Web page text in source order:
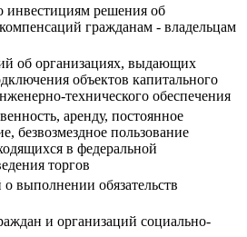
решения об
гражданам - владельцам
об организациях, выдающих
объектов капитального
технического обеспечения
аренду, постоянное
безвозмездное пользование
в федеральной
торгов
выполнении обязательств
и организаций социально-